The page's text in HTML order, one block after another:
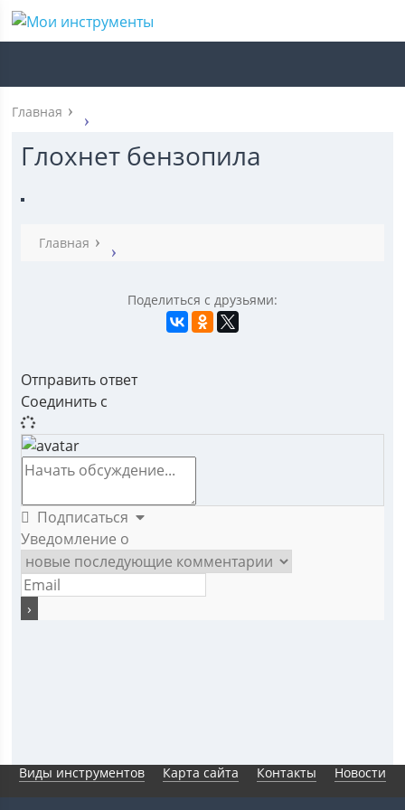
Главная
Глохнет бензопила
Главная
Поделиться с друзьями:
Отправить ответ
Соединить с
Подписаться
Уведомление о
Виды инструментов Карта сайта Контакты Новости